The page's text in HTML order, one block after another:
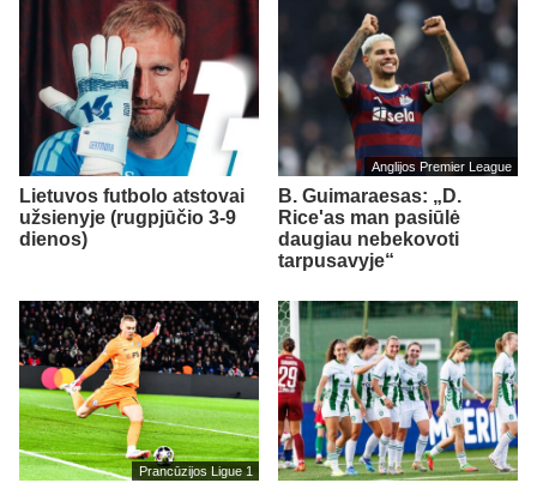
Lietuvos futbolo atstovai
užsienyje (rugpjūčio 3-9
dienos)
Anglijos Premier League
B. Guimaraesas: „D.
Rice'as man pasiūlė
daugiau nebekovoti
tarpusavyje“
Prancūzijos Ligue 1